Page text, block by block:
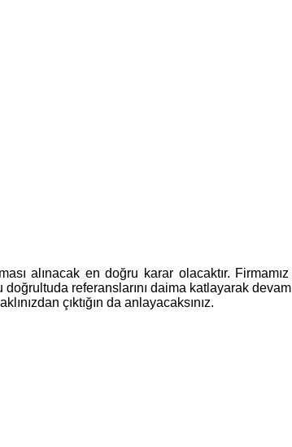
alınacak en doğru karar olacaktır. Firmamız
referanslarını daima katlayarak
çıktığın da anlayacaksınız.